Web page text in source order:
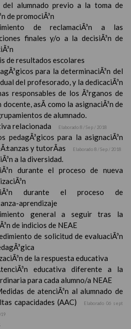
del alumnado previo a la toma de
de promociÃ³n
de reclamaciÃ³n a las
finales y/o a la decisiÃ³n de
de resultados escolares
para la determinaciÃ³n del
del profesorado, y la dedicaciÃ³n
responsables de los Ã³rganos de
docente, asÃ­ como la asignaciÃ³n de
de alumnado.
relacionada
Elaborado 8 / Sep / 2018
pedagÃ³gicos para la asignaciÃ³n
y tutorÃ­as
Elaborado 8 / Sep / 2018
a la diversidad.
durante el proceso de nueva
durante el proceso de
aprendizaje
general a seguir tras la
de indicios de NEAE
de solicitud de evaluaciÃ³n
de la respuesta educativa
educativa diferente a la
para cada alumno/a NEAE
de atenciÃ³n al alumnado de
capacidades (AAC)
Elaborado 06 sept